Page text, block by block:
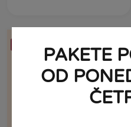
PAKETE
OD